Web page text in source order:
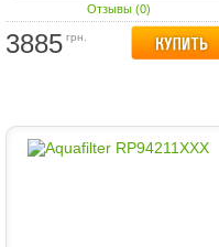
Отзывы (0)
3885 грн.